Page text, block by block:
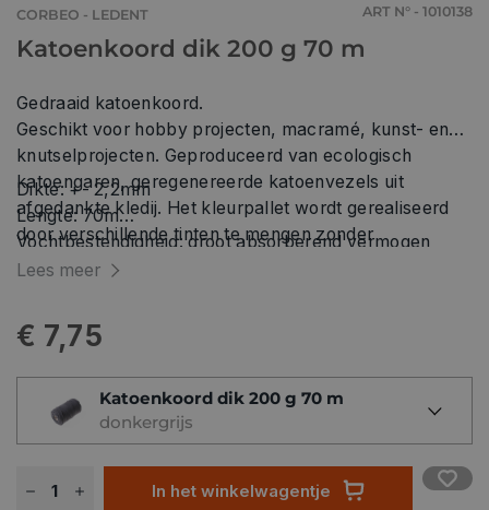
CORBEO - LEDENT ART N° - 1010138
Katoenkoord dik 200 g 70 m
Gedraaid katoenkoord.
Geschikt voor hobby projecten, macramé, kunst- en
knutselprojecten. Geproduceerd van ecologisch
katoengaren, geregenereerde katoenvezels uit
afgedankte kledij. Het kleurpallet wordt gerealiseerd
door verschillende tinten te mengen zonder
toevoegingen van verfstoffen. Als gevolg van dit
Dikte: +- 2,2mm
Lengte: 70m
Vochtbestendigheid: groot absorberend vermogen
UV-bestendig: verkleurt en verzwakt niet door
Lees meer
€ 7,75
Katoenkoord dik 200 g 70 m
donkergrijs
In het winkelwagentje